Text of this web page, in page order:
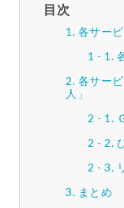
目次
各サー
各サー
人」
まとめ